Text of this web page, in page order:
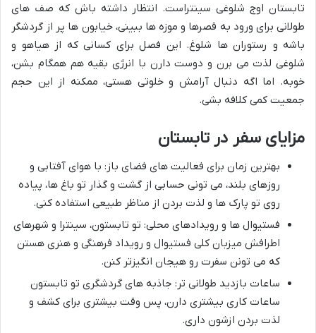
تابستان اوج شلوغی سینتراست. انتظار داشته باش که صف های
طولانی برای ورود به قصرها و موزه ها ببینی، خیابون ها پر از گردشگر
باشه و رستوران ها شلوغ. این فصل برای کسانی که از هیاهو و
شلوغی لذت می برن و دوست دارن با انرژی بقیه هم همگام بشن،
خوبه. اما اگه دنبال آرامش و خلوتی هستی، ممکنه از این حجم
جمعیت کمی کلافه بشی.
مزایای سفر در تابستان
بهترین زمان برای فعالیت های فضای باز: با هوای آفتابی و
روزهای بلند، می تونی حسابی از گشت و گذار تو باغ ها، پیاده
روی تو پارک ها و لذت بردن از مناظر طبیعی استفاده کنی.
فستیوال ها و رویدادهای محلی: تو تابستون، سینترا و شهرهای
اطرافش میزبان کلی فستیوال و رویداد فرهنگی و هنری هستن
که می تونن سفرت رو هیجان انگیزتر کنن.
ساعات بازدید طولانی تر: جاذبه های گردشگری تو تابستون
ساعات کاری بیشتری دارن، پس وقت بیشتری برای کشف و
لذت بردن ازشون داری.